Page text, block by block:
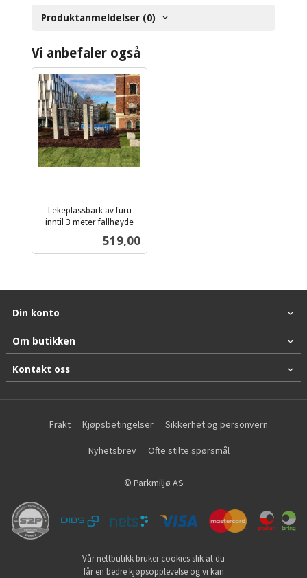
Produktanmeldelser (0)
Vi anbefaler også
Lekeplassbark av furu
inntil 3 meter fallhøyde
Pris
519,00
Din konto
Om butikken
Kontakt oss
Frakt Kjøpsbetingelser Sikkerhet og personvern
Nyhetsbrev Ofte stilte spørsmål
© Parkmiljø AS
Vår nettbutikk bruker cookies slik at du
får en bedre kjøpsopplevelse og vi kan